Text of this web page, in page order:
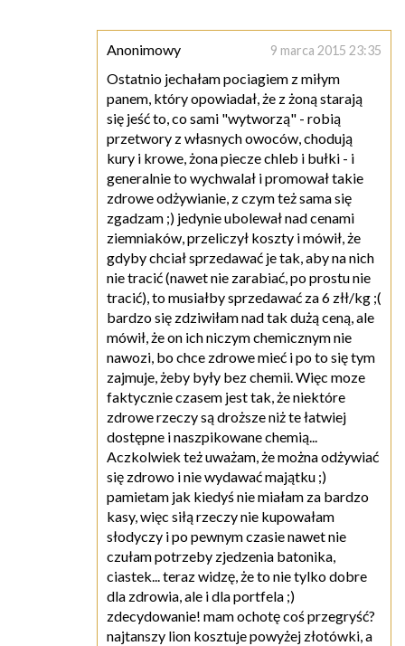
Anonimowy 9 marca 2015 23:35
Ostatnio jechałam pociagiem z miłym
panem, który opowiadał, że z żoną starają
się jeść to, co sami "wytworzą" - robią
przetwory z własnych owoców, chodują
kury i krowe, żona piecze chleb i bułki - i
generalnie to wychwalał i promował takie
zdrowe odżywianie, z czym też sama się
zgadzam ;) jedynie ubolewał nad cenami
ziemniaków, przeliczył koszty i mówił, że
gdyby chciał sprzedawać je tak, aby na nich
nie tracić (nawet nie zarabiać, po prostu nie
tracić), to musiałby sprzedawać za 6 złł/kg ;(
bardzo się zdziwiłam nad tak dużą ceną, ale
mówił, że on ich niczym chemicznym nie
nawozi, bo chce zdrowe mieć i po to się tym
zajmuje, żeby były bez chemii. Więc moze
faktycznie czasem jest tak, że niektóre
zdrowe rzeczy są droższe niż te łatwiej
dostępne i naszpikowane chemią...
Aczkolwiek też uważam, że można odżywiać
się zdrowo i nie wydawać majątku ;)
pamietam jak kiedyś nie miałam za bardzo
kasy, więc siłą rzeczy nie kupowałam
słodyczy i po pewnym czasie nawet nie
czułam potrzeby zjedzenia batonika,
ciastek... teraz widzę, że to nie tylko dobre
dla zdrowia, ale i dla portfela ;)
zdecydowanie! mam ochotę coś przegryść?
najtanszy lion kosztuje powyżej złotówki, a